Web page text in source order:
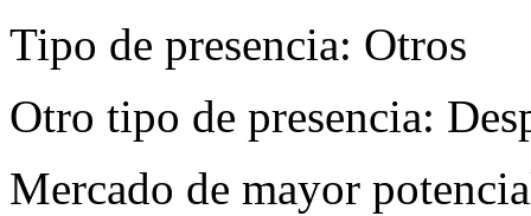
Tipo de presencia: Otros
Otro tipo de presencia:
Mercado de mayor